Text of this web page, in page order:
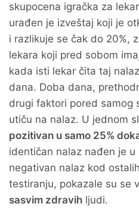
skupocena igračka za
urađen je izveštaj koji je
i razlikuje se čak do 20%,
lekara koji pred sobom
kada isti lekar čita taj
dana. Doba dana,
drugi faktori pored samog
utiču na nalaz. U jednom
pozitivan u samo 25%
identičan nalaz nađen je u
negativan nalaz kod
testiranju, pokazale su se
sasvim zdravih ljudi.